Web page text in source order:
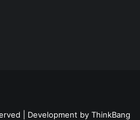
| Development by ThinkBang